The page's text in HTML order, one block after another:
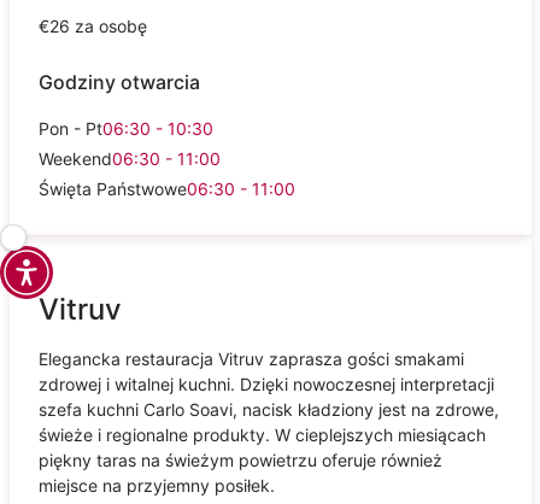
€26 za osobę
Godziny otwarcia
Pon - Pt06:30 - 10:30
Weekend06:30 - 11:00
Święta Państwowe06:30 - 11:00
Vitruv
Elegancka restauracja Vitruv zaprasza gości smakami
zdrowej i witalnej kuchni. Dzięki nowoczesnej interpretacji
szefa kuchni Carlo Soavi, nacisk kładziony jest na zdrowe,
świeże i regionalne produkty. W cieplejszych miesiącach
piękny taras na świeżym powietrzu oferuje również
miejsce na przyjemny posiłek.